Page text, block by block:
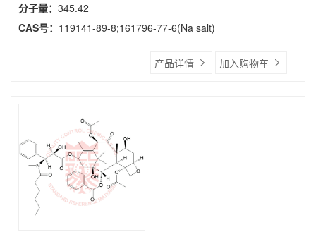
分子量： 345.42
CAS号： 119141-89-8;161796-77-6(Na salt)
产品详情 加入购物车